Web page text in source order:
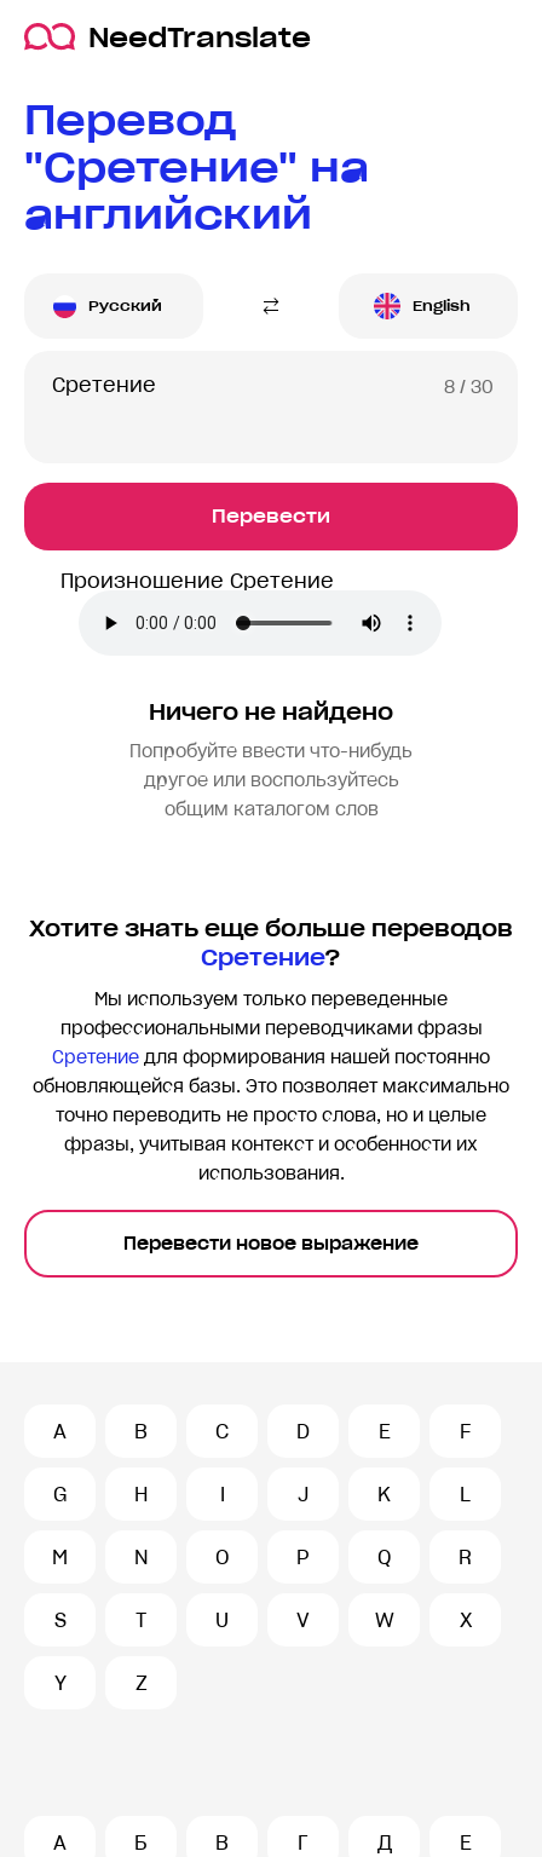
NeedTranslate
Перевод
"Сретение" на
английский
Русский English
8 / 30
Перевести
Произношение Сретение
Ничего не найдено
Попробуйте ввести что-нибудь
другое или воспользуйтесь
общим каталогом слов
Хотите знать еще больше переводов
Сретение?
Мы используем только переведенные
профессиональными переводчиками фразы
Сретение для формирования нашей постоянно
обновляющейся базы. Это позволяет максимально
точно переводить не просто слова, но и целые
фразы, учитывая контекст и особенности их
использования.
Перевести новое выражение
A B C D E F
G H I J K L
M N O P Q R
S T U V W X
Y Z
А Б В Г Д Е